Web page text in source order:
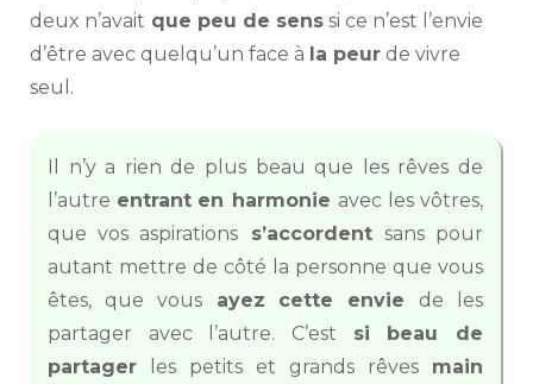
deux n’avait que peu de sens si ce n’est l’envie
d’être avec quelqu’un face à la peur de vivre
seul.
Il n’y a rien de plus beau que les rêves de
l’autre entrant en harmonie avec les vôtres,
que vos aspirations s’accordent sans pour
autant mettre de côté la personne que vous
êtes, que vousayez cette envie de les
partager avec l’autre. C’est si beau de
partager les petits et grands rêves main